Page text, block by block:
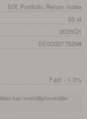
SIX Portfolio Return Index
35 st
2026Q1
SE0000775298
Fast - 1.3%
kan innehålla/innehåller